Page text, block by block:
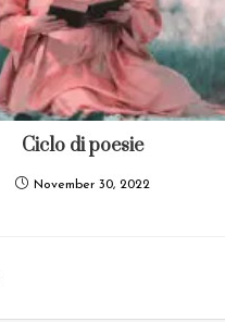
Ciclo di poesie
November 30, 2022